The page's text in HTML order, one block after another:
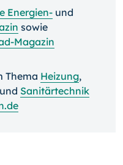
Energien- und
sowie
Magazin
Thema Heizung,
und Sanitärtechnik